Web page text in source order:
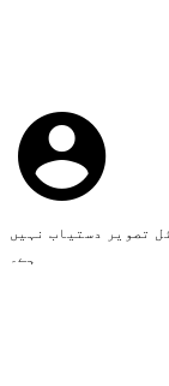
تصویر دستیاب نہیں
ہے۔